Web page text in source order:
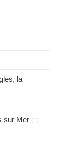
la
sur Mer (1)